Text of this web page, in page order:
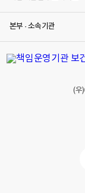
본부 · 소속기관
(우)